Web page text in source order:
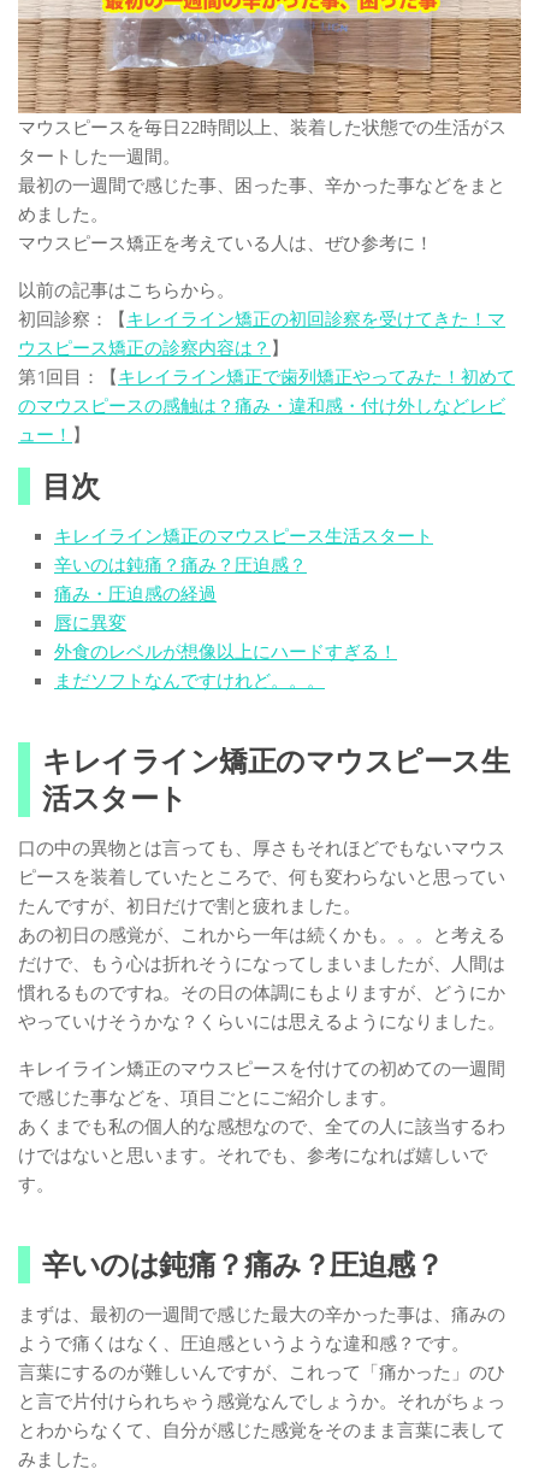
マウスピースを毎日22時間以上、装着した状態での生活がス
タートした一週間。
最初の一週間で感じた事、困った事、辛かった事などをまと
めました。
マウスピース矯正を考えている人は、ぜひ参考に！
以前の記事はこちらから。
初回診察：【キレイライン矯正の初回診察を受けてきた！マ
ウスピース矯正の診察内容は？ 】
第1回目：【キレイライン矯正で歯列矯正やってみた！初めて
のマウスピースの感触は？痛み・違和感・付け外しなどレビ
ュー！ 】
目次
キレイライン矯正のマウスピース生活スタート
辛いのは鈍痛？痛み？圧迫感？
痛み・圧迫感の経過
唇に異変
外食のレベルが想像以上にハードすぎる！
まだソフトなんですけれど。。。
キレイライン矯正のマウスピース生
活スタート
口の中の異物とは言っても、厚さもそれほどでもないマウス
ピースを装着していたところで、何も変わらないと思ってい
たんですが、初日だけで割と疲れました。
あの初日の感覚が、これから一年は続くかも。。。と考える
だけで、もう心は折れそうになってしまいましたが、人間は
慣れるものですね。その日の体調にもよりますが、どうにか
やっていけそうかな？くらいには思えるようになりました。
キレイライン矯正のマウスピースを付けての初めての一週間
で感じた事などを、項目ごとにご紹介します。
あくまでも私の個人的な感想なので、全ての人に該当するわ
けではないと思います。それでも、参考になれば嬉しいで
す。
辛いのは鈍痛？痛み？圧迫感？
まずは、最初の一週間で感じた最大の辛かった事は、痛みの
ようで痛くはなく、圧迫感というような違和感？です。
言葉にするのが難しいんですが、これって「痛かった」のひ
と言で片付けられちゃう感覚なんでしょうか。それがちょっ
とわからなくて、自分が感じた感覚をそのまま言葉に表して
みました。